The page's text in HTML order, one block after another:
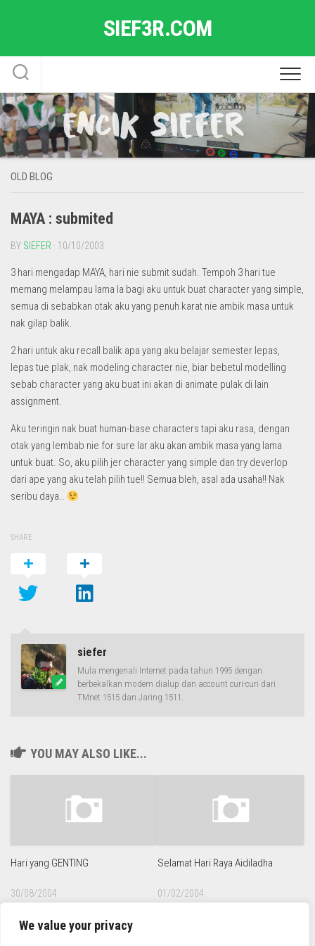
We value your privacy
SIEF3R.COM
OLD BLOG
MAYA : submited
BY SIEFER · 10/10/2003
3 hari mengadap MAYA, hari nie submit sudah. Tempoh 3 hari tue
memang melampau lama la bagi aku untuk buat character yang simple,
semua di sebabkan otak aku yang penuh karat nie ambik masa untuk
nak gilap balik.
2 hari untuk aku recall balik apa yang aku belajar semester lepas,
lepas tue plak, nak modeling character nie, biar bebetul modelling
sebab character yang aku buat ini akan di animate pulak di lain
assignment.
Aku teringin nak buat human-base characters tapi aku rasa, dengan
otak yang lembab nie for sure lar aku akan ambik masa yang lama
untuk buat. So, aku pilih jer character yang simple dan try deverlop
dari ape yang aku telah pilih tue!! Semua bleh, asal ada usaha!! Nak
seribu daya..
SHARE
siefer
Mula mengenali Internet pada tahun 1995 dengan
berbekalkan modem dialup dan account curi-curi dari
TMnet 1515 dan Jaring 1511.
YOU MAY ALSO LIKE...
Hari yang GENTING
30/08/2004
Selamat Hari Raya Aidiladha
01/02/2004